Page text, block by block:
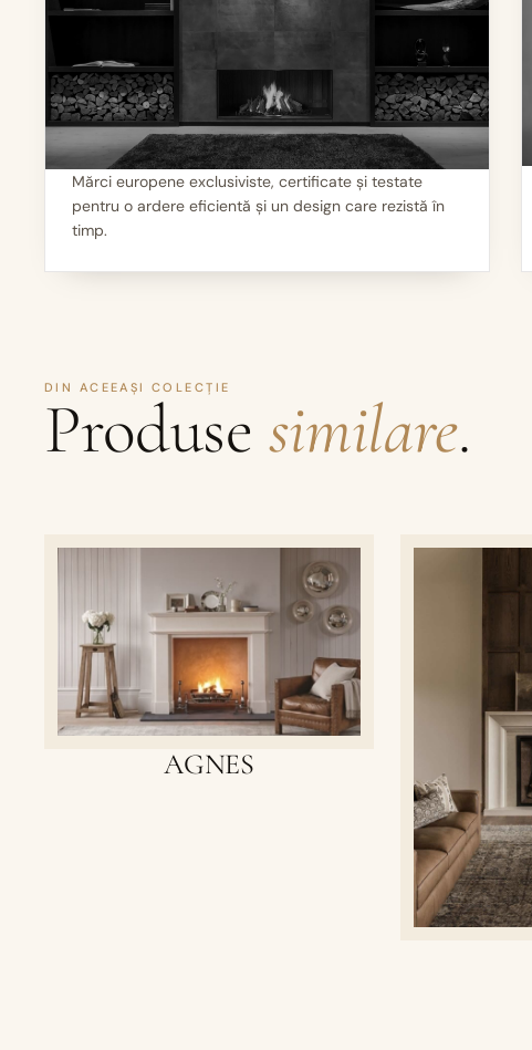
I
Calitate garantată
Mărci europene exclusiviste, certificate și testate
pentru o ardere eficientă și un design care rezistă în
timp.
DIN ACEEAȘI COLECȚIE
Produse similare.
AGNES